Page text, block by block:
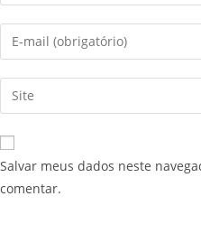
Salvar meus dados neste
comentar.